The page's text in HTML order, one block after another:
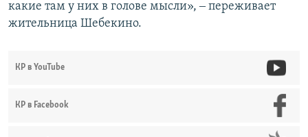
какие там у них в голове мысли», ‒ переживает
жительница Шебекино.
КР в YouTube
КР в Facebook